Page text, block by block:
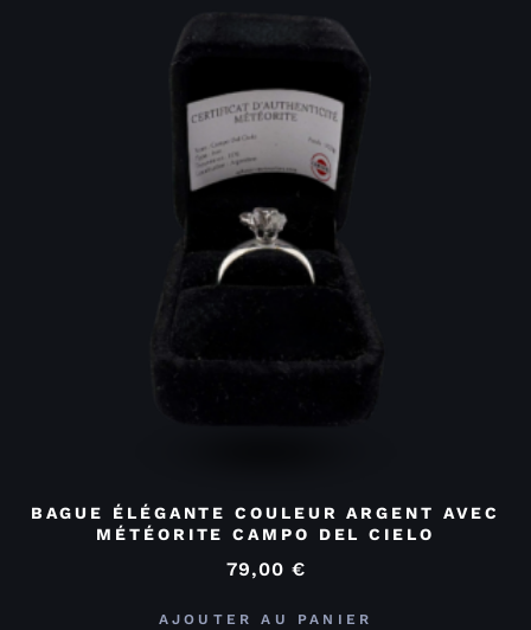
BAGUE ÉLÉGANTE COULEUR ARGENT AVEC
MÉTÉORITE CAMPO DEL CIELO
79,00 €
AJOUTER AU PANIER